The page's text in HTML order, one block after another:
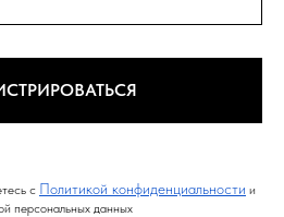
с Политикой конфиденциальности и
персональных данных